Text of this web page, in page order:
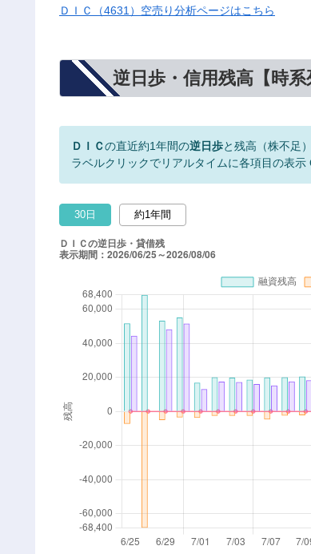
ＤＩＣ（4631）空売り分析ページはこちら
逆日歩・信用残高【時系
ＤＩＣの直近約1年間の逆日歩と残高（株不足
ラベルクリックでリアルタイムに各項目の表
30日 約1年間